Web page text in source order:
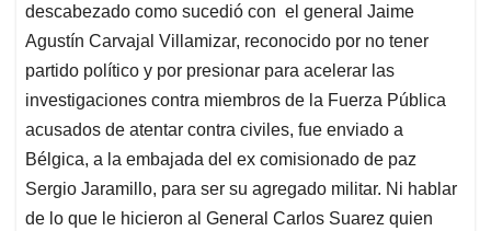
descabezado como sucedió con el general Jaime
Agustín Carvajal Villamizar, reconocido por no tener
partido político y por presionar para acelerar las
investigaciones contra miembros de la Fuerza Pública
acusados de atentar contra civiles, fue enviado a
Bélgica, a la embajada del ex comisionado de paz
Sergio Jaramillo, para ser su agregado militar. Ni hablar
de lo que le hicieron al General Carlos Suarez quien